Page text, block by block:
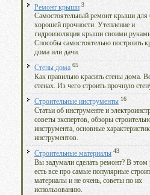
Ремонт крыши 3
Самостоятельный ремонт крыши для
хорошей прочности. Утепление и
гидроизоляция крыши своими
Способы самостоятельно построить
дома или дачи.
Стены дома 65
Как правильно красить стены дома.
стенах. Из чего строить прочную
Строительные инструменты 16
Статьи об инструменте и
советы экспертов, обзоры
инструмента, основные
инструментов.
Строительные материалы 43
Вы задумали сделать ремонт? В этом
есть все про самые популярные
материалы и не очень, советы по их
использованию.